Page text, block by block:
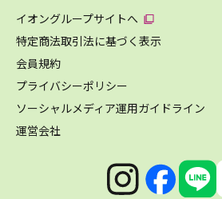
イオングループサイトへ
特定商法取引法に基づく表示
会員規約
プライバシーポリシー
ソーシャルメディア運用ガイドライン
運営会社